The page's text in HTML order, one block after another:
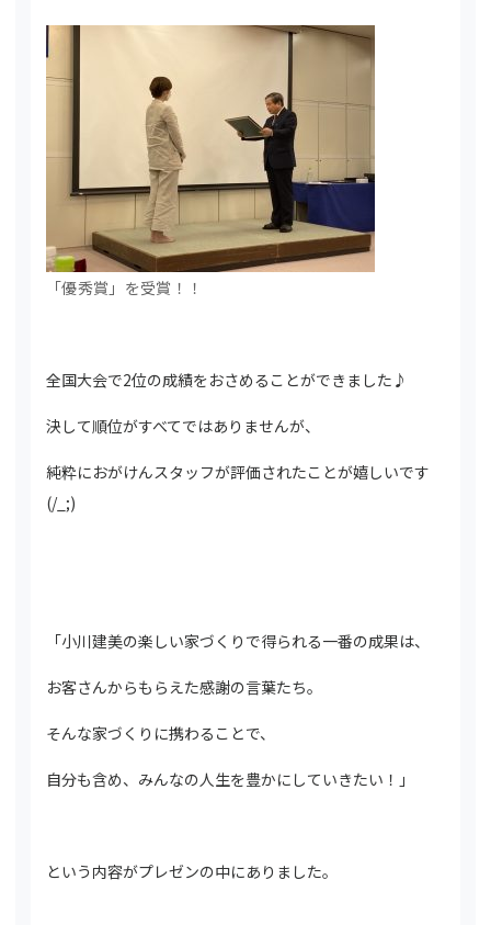
「優秀賞」を受賞！！
全国大会で2位の成績をおさめることができました♪
決して順位がすべてではありませんが、
純粋におがけんスタッフが評価されたことが嬉しいです
(/_;)
「小川建美の楽しい家づくりで得られる一番の成果は、
お客さんからもらえた感謝の言葉たち。
そんな家づくりに携わることで、
自分も含め、みんなの人生を豊かにしていきたい！」
という内容がプレゼンの中にありました。